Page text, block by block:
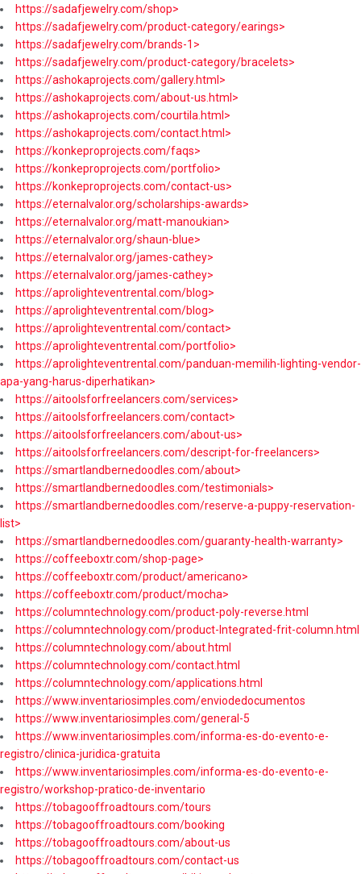
https://sadafjewelry.com/shop>
https://sadafjewelry.com/product-category/earings>
https://sadafjewelry.com/brands-1>
https://sadafjewelry.com/product-category/bracelets>
https://ashokaprojects.com/gallery.html>
https://ashokaprojects.com/about-us.html>
https://ashokaprojects.com/courtila.html>
https://ashokaprojects.com/contact.html>
https://konkeproprojects.com/faqs>
https://konkeproprojects.com/portfolio>
https://konkeproprojects.com/contact-us>
https://eternalvalor.org/scholarships-awards>
https://eternalvalor.org/matt-manoukian>
https://eternalvalor.org/shaun-blue>
https://eternalvalor.org/james-cathey>
https://eternalvalor.org/james-cathey>
https://aprolighteventrental.com/blog>
https://aprolighteventrental.com/blog>
https://aprolighteventrental.com/contact>
https://aprolighteventrental.com/portfolio>
https://aprolighteventrental.com/panduan-memilih-lighting-vendor-
apa-yang-harus-diperhatikan>
https://aitoolsforfreelancers.com/services>
https://aitoolsforfreelancers.com/contact>
https://aitoolsforfreelancers.com/about-us>
https://aitoolsforfreelancers.com/descript-for-freelancers>
https://smartlandbernedoodles.com/about>
https://smartlandbernedoodles.com/testimonials>
https://smartlandbernedoodles.com/reserve-a-puppy-reservation-
list>
https://smartlandbernedoodles.com/guaranty-health-warranty>
https://coffeeboxtr.com/shop-page>
https://coffeeboxtr.com/product/americano>
https://coffeeboxtr.com/product/mocha>
https://columntechnology.com/product-poly-reverse.html
https://columntechnology.com/product-Integrated-frit-column.html
https://columntechnology.com/about.html
https://columntechnology.com/contact.html
https://columntechnology.com/applications.html
https://www.inventariosimples.com/enviodedocumentos
https://www.inventariosimples.com/general-5
https://www.inventariosimples.com/informa-es-do-evento-e-
registro/clinica-juridica-gratuita
https://www.inventariosimples.com/informa-es-do-evento-e-
registro/workshop-pratico-de-inventario
https://tobagooffroadtours.com/tours
https://tobagooffroadtours.com/booking
https://tobagooffroadtours.com/about-us
https://tobagooffroadtours.com/contact-us